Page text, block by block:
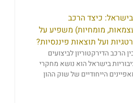
כיצד הרכב
עצמאות, מומחיות) משפיע על
ועל תוצאות פיננסיות?
הרכב הדירקטוריון לביצועים
בישראל הוא נושא מחקרי
הייחודיים של שוק ההון